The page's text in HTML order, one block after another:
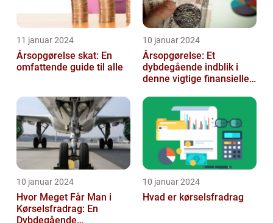
11 januar 2024
Årsopgørelse skat: En
omfattende guide til alle
10 januar 2024
Årsopgørelse: Et
dybdegående indblik i
denne vigtige finansielle
10 januar 2024
Hvor Meget Får Man i
Kørselsfradrag: En
Dybdegående
10 januar 2024
Hvad er kørselsfradrag